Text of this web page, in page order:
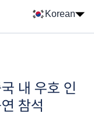
Korean
내 우호 인
참석